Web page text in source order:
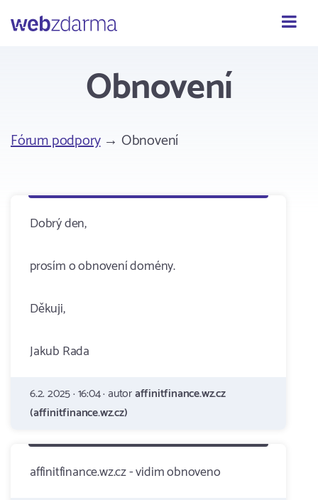
Webzdarma
Obnovení
Fórum podpory→ Obnovení
Dobrý den,
prosím o obnovení domény.
Děkuji,
Jakub Rada
6.2. 2025 · 16:04 · autoraffinitfinance.wz.cz
(affinitfinance.wz.cz)
affinitfinance.wz.cz - vidim obnoveno